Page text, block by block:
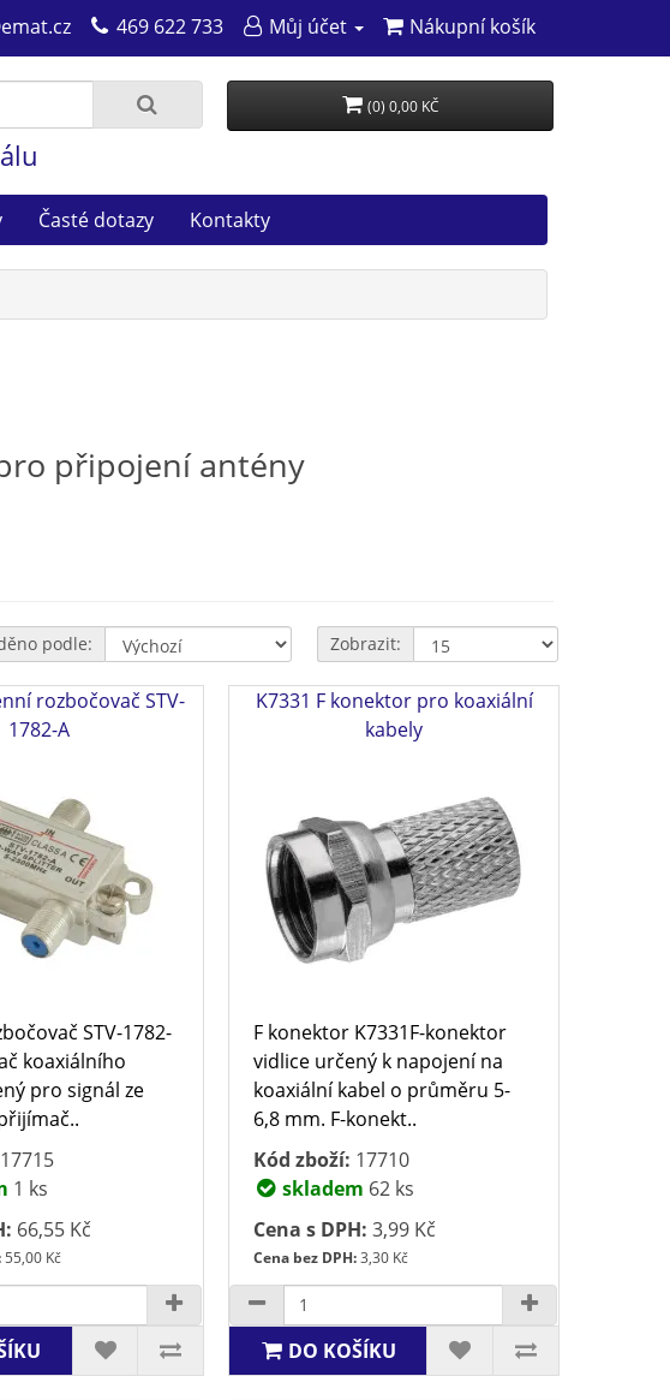
469 622 733 Můj účet Nákupní košík
(0) 0,00 KČ
Časté dotazy Kontakty
připojení antény
podle: Zobrazit:
rozbočovač STV-
1782-A
STV-1782-
koaxiálního
pro signál ze
17715
1 ks
66,55 Kč
55,00 Kč
K7331 F konektor pro koaxiální
kabely
F konektor K7331F-konektor
vidlice určený k napojení na
koaxiální kabel o průměru 5-
6,8 mm. F-konekt..
Kód zboží: 17710
skladem 62 ks
Cena s DPH: 3,99 Kč
Cena bez DPH:3,30 Kč
DO KOŠÍKU